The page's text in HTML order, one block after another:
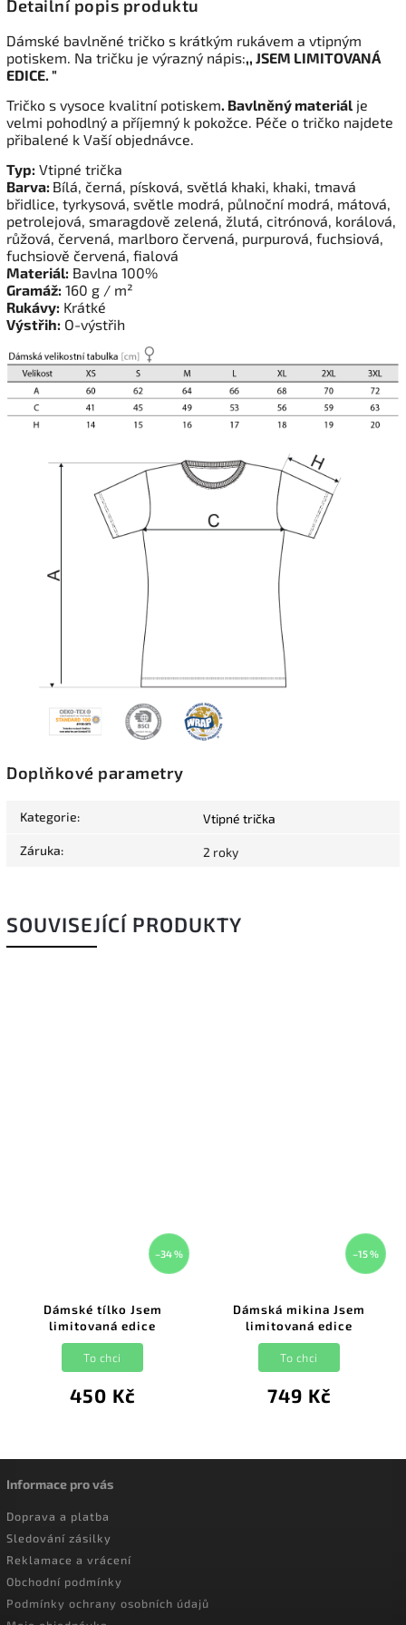
Detailní popis produktu
Dámské bavlněné tričko s krátkým rukávem a vtipným
potiskem. Na tričku je výrazný nápis:,, JSEM LIMITOVANÁ
EDICE. "
Tričko s vysoce kvalitní potiskem. Bavlněný materiál je
velmi pohodlný a příjemný k pokožce. Péče o tričko najdete
přibalené k Vaší objednávce.
Typ: Vtipné trička
Barva: Bílá, černá, písková, světlá khaki, khaki, tmavá
břidlice, tyrkysová, světle modrá, půlnoční modrá, mátová,
petrolejová, smaragdově zelená, žlutá, citrónová, korálová,
růžová, červená, marlboro červená, purpurová, fuchsiová,
fuchsiově červená, fialová
Materiál: Bavlna 100%
Gramáž: 160 g / m²
Rukávy: Krátké
Výstřih: O-výstřih
Doplňkové parametry
Kategorie: Vtipné trička
Záruka: 2 roky
SOUVISEJÍCÍ PRODUKTY
–34 %
Dámské tílko Jsem
limitovaná edice
450 Kč
To chci
–15 %
Dámská mikina Jsem
limitovaná edice
749 Kč
To chci
Informace pro vás
Doprava a platba
Sledování zásilky
Reklamace a vrácení
Obchodní podmínky
Podmínky ochrany osobních údajů